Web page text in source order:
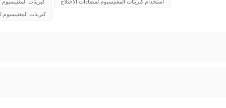
كبريتات المغنيسيوم